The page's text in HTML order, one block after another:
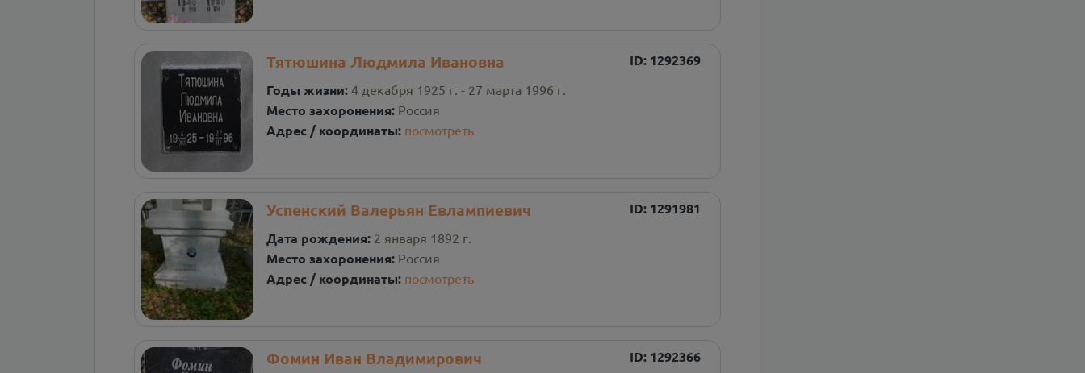
Тятюшина Людмила Ивановна ID: 1292369
Годы жизни: 4 декабря 1925 г. - 27 марта 1996 г.
Место захоронения: Россия
Адрес / координаты: посмотреть
Успенский Валерьян Евлампиевич ID: 1291981
Дата рождения: 2 января 1892 г.
Место захоронения: Россия
Адрес / координаты: посмотреть
Фомин Иван Владимирович ID: 1292366